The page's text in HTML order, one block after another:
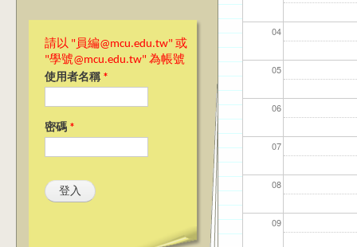
請以 "員編@mcu.edu.tw" 或
"學號@mcu.edu.tw" 為帳號
使用者名稱 *
密碼 *
04
05
06
07
08
09